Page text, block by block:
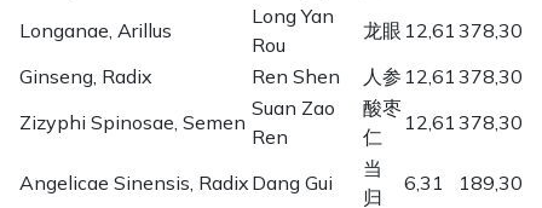
Longanae, Arillus
Long Yan
Rou
龙眼 12,61 378,30
Ginseng, Radix
Ren Shen 人参 12,61 378,30
Zizyphi Spinosae, Semen
Suan Zao
Ren
酸枣
仁
12,61 378,30
Angelicae Sinensis, Radix Dang Gui
当
归
6,31
189,30